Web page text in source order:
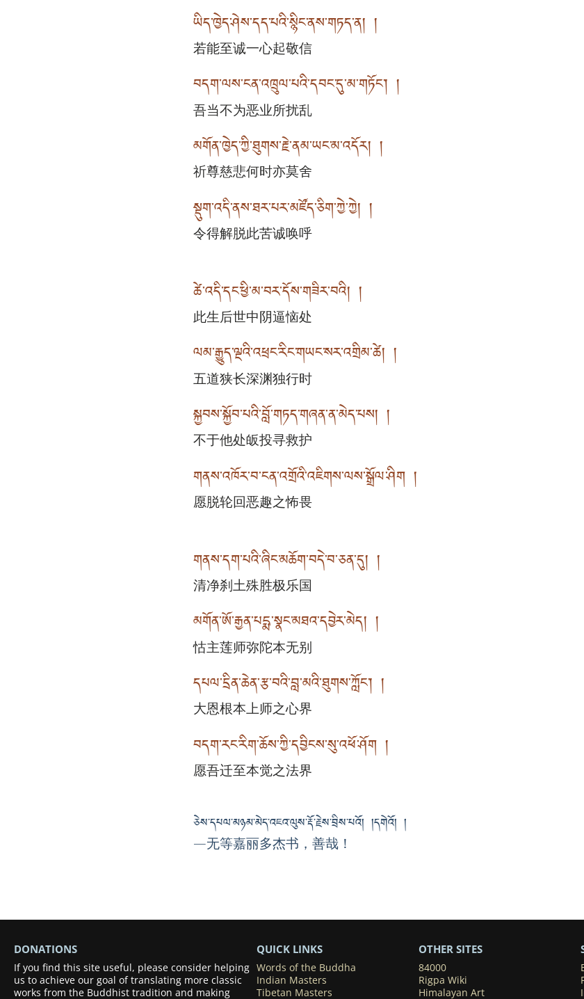
ཡིད་ཁྱེད་ཤེས་དད་པའི་སྙིང་ནས་གཏད་ན། །
若能至诚一心起敬信
བདག་ལས་ངན་འཁྲུལ་པའི་དབང་དུ་མ་གཏོང་། །
吾当不为恶业所扰乱
མགོན་ཁྱེད་ཀྱི་ཐུགས་རྗེ་ནམ་ཡང་མ་འདོར། །
祈尊慈悲何时亦莫舍
སྡུག་འདི་ནས་ཐར་པར་མཛོད་ཅིག་ཀྱེ་ཀྱེ། །
令得解脱此苦诚唤呼
ཚེ་འདི་དང་ཕྱི་མ་བར་དོས་གཟིར་བའི། །
此生后世中阴逼恼处
ལམ་རྒྱུད་ལྔའི་འཕྲང་རིང་གཡང་སར་འགྲིམ་ཚེ། །
五道狭长深渊独行时
སྐྱབས་སྐྱོབ་པའི་བློ་གཏད་གཞན་ན་མེད་པས། །
不于他处皈投寻救护
གནས་འཁོར་བ་ངན་འགྲོའི་འཇིགས་ལས་སྒྲོལ་ཤིག །
愿脱轮回恶趣之怖畏
གནས་དག་པའི་ཞིང་མཆོག་བདེ་བ་ཅན་དུ། །
清净刹土殊胜极乐国
མགོན་ཨོ་རྒྱན་པདྨ་སྣང་མཐའ་དབྱེར་མེད། །
怙主莲师弥陀本无别
དཔལ་དྲིན་ཆེན་རྩ་བའི་བླ་མའི་ཐུགས་ཀློང་། །
大恩根本上师之心界
བདག་རང་རིག་ཆོས་ཀྱི་དབྱིངས་སུ་འཕོ་ཤོག །
愿吾迁至本觉之法界
ཅེས་དཔལ་མཉམ་མེད་འཇའ་ལུས་རྡོ་རྗེས་བྲིས་པའོ། །དགེའོ། །
—无等嘉丽多杰书，善哉！
DONATIONS
If you find this site useful, please consider helping
us to achieve our goal of translating more classic
works from the Buddhist tradition and making
QUICK LINKS
Words of the Buddha
Indian Masters
Tibetan Masters
OTHER SITES
84000
Rigpa Wiki
Himalayan Art